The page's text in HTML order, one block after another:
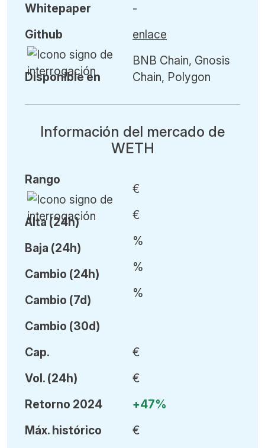
Whitepaper
Github
Disponible en
-
enlace
BNB Chain, Gnosis
Chain, Polygon
Información del mercado de
WETH
Rango
Alta (24h)
Baja (24h)
Cambio (24h)
Cambio (7d)
Cambio (30d)
€
€
%
%
%
Cap.
Vol. (24h)
Retorno 2024
Máx. histórico
€
€
+47%
€